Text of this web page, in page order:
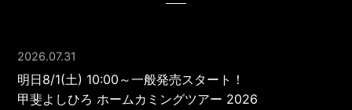
2026.07.31
明日8/1(土) 10:00～一般発売スタート！
甲斐よしひろ ホームカミングツアー 2026